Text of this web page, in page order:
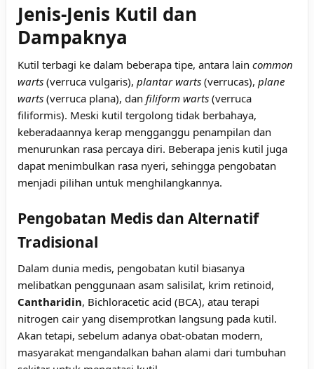
Jenis-Jenis Kutil dan
Dampaknya
Kutil terbagi ke dalam beberapa tipe, antara lain common
warts (verruca vulgaris), plantar warts (verrucas), plane
warts (verruca plana), dan filiform warts (verruca
filiformis). Meski kutil tergolong tidak berbahaya,
keberadaannya kerap mengganggu penampilan dan
menurunkan rasa percaya diri. Beberapa jenis kutil juga
dapat menimbulkan rasa nyeri, sehingga pengobatan
menjadi pilihan untuk menghilangkannya.
Pengobatan Medis dan Alternatif
Tradisional
Dalam dunia medis, pengobatan kutil biasanya
melibatkan penggunaan asam salisilat, krim retinoid,
Cantharidin, Bichloracetic acid (BCA), atau terapi
nitrogen cair yang disemprotkan langsung pada kutil.
Akan tetapi, sebelum adanya obat-obatan modern,
masyarakat mengandalkan bahan alami dari tumbuhan